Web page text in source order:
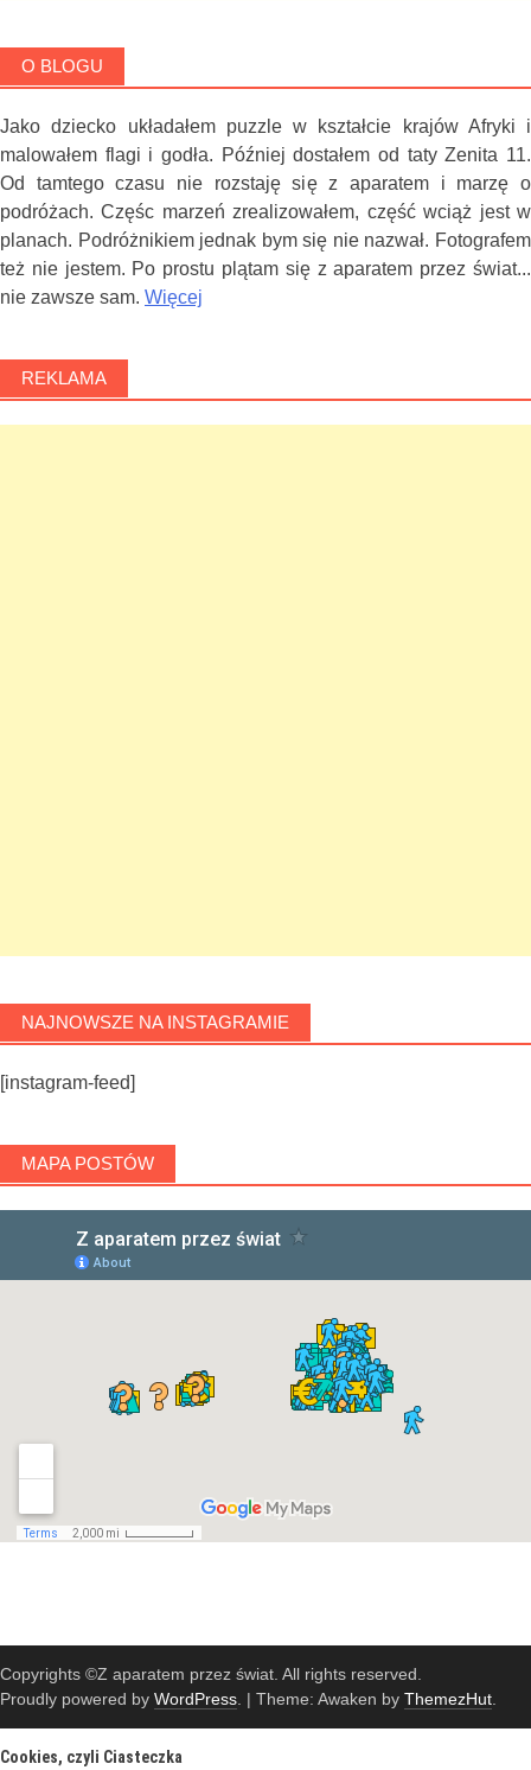
O BLOGU
Jako dziecko układałem puzzle w kształcie krajów Afryki i
malowałem flagi i godła. Później dostałem od taty Zenita 11.
Od tamtego czasu nie rozstaję się z aparatem i marzę o
podróżach. Częśc marzeń zrealizowałem, część wciąż jest w
planach. Podróżnikiem jednak bym się nie nazwał. Fotografem
też nie jestem. Po prostu plątam się z aparatem przez świat...
nie zawsze sam. Więcej
REKLAMA
NAJNOWSZE NA INSTAGRAMIE
[instagram-feed]
MAPA POSTÓW
Copyrights ©Z aparatem przez świat. All rights reserved.
Proudly powered by WordPress | Theme: Awaken by ThemezHut
Cookies, czyli Ciasteczka